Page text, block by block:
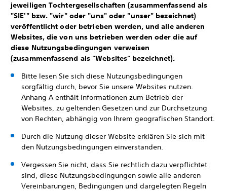
jeweiligen Tochtergesellschaften (zusammenfassend als
"SIE'" bzw. "wir" oder "uns" oder "unser" bezeichnet)
veröffentlicht oder betrieben werden, und alle anderen
Websites, die von uns betrieben werden oder die auf
diese Nutzungsbedingungen verweisen
(zusammenfassend als "Websites" bezeichnet).
Bitte lesen Sie sich diese Nutzungsbedingungen
sorgfältig durch, bevor Sie unsere Websites nutzen.
Anhang A enthält Informationen zum Betrieb der
Websites, zu geltenden Gesetzen und zur Durchsetzung
von Rechten, abhängig von Ihrem geografischen Standort.
Durch die Nutzung dieser Website erklären Sie sich mit
den Nutzungsbedingungen einverstanden.
Vergessen Sie nicht, dass Sie rechtlich dazu verpflichtet
sind, diese Nutzungsbedingungen sowie alle anderen
Vereinbarungen, Bedingungen und dargelegten Regeln